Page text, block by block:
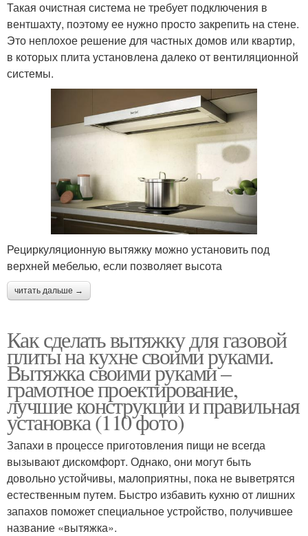
Такая очистная система не требует подключения в
вентшахту, поэтому ее нужно просто закрепить на стене.
Это неплохое решение для частных домов или квартир,
в которых плита установлена далеко от вентиляционной
системы.
Рециркуляционную вытяжку можно установить под
верхней мебелью, если позволяет высота
читать дальше →
Как сделать вытяжку для газовой
плиты на кухне своими руками.
Вытяжка своими руками –
грамотное проектирование,
лучшие конструкции и правильная
установка (110 фото)
Запахи в процессе приготовления пищи не всегда
вызывают дискомфорт. Однако, они могут быть
довольно устойчивы, малоприятны, пока не выветрятся
естественным путем. Быстро избавить кухню от лишних
запахов поможет специальное устройство, получившее
название «вытяжка».